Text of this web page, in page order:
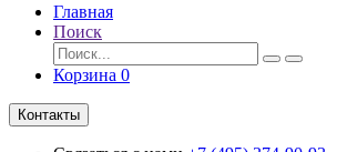
Главная
Поиск
Корзина 0
Контакты